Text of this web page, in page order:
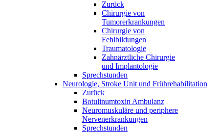
Zurück
Chirurgie von
Tumorerkrankungen
Chirurgie von
Fehlbildungen
Traumatologie
Zahnärztliche Chirurgie
und Implantologie
Sprechstunden
Neurologie, Stroke Unit und Frührehabilitation
Zurück
Botulinumtoxin Ambulanz
Neuromuskuläre und periphere
Nervenerkrankungen
Sprechstunden